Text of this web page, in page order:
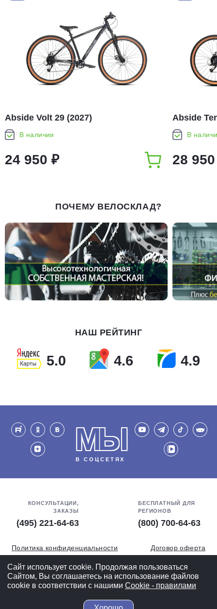
Abside Volt 29 (2027)
В наличии
24 950 ₽
Abside
В
28
ПОЧЕМУ ВЕЛОСКЛАД?
НАШ РЕЙТИНГ
5.0 4.6 4.9
МЫ
В СОЦСЕТЯХ
КОНСУЛЬТАЦИИ,
ЗАКАЗЫ
(495) 221-64-63
БЕСПЛАТНЫЙ ДЛЯ
РЕГИОНОВ
(800) 700-64-63
Политика конфиденциальности
Договор оферта
Обработка персональных данных
СОУТ
Полная версия
Сайт использует cookie. Продолжая пользоваться
Сайтом, Вы соглашаетесь на использование файлов
cookie в соответствии с нашими Cookiе - правилами